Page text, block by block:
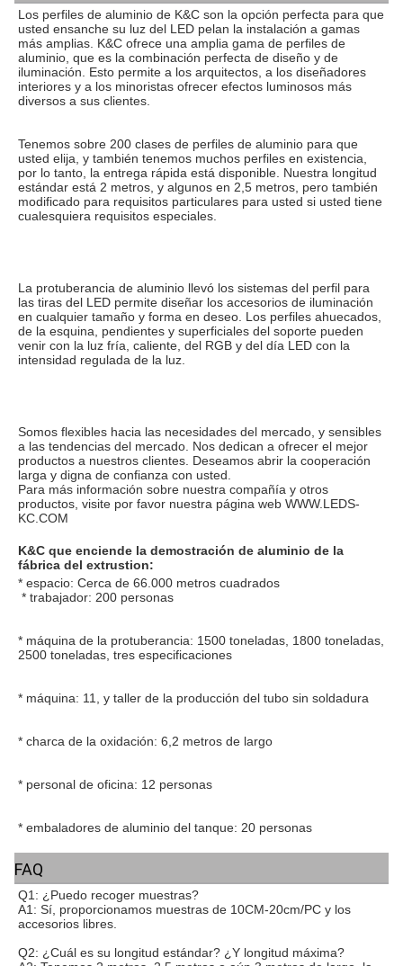
Los perfiles de aluminio de K&C son la opción perfecta para que
usted ensanche su luz del LED pelan la instalación a gamas
más amplias. K&C ofrece una amplia gama de perfiles de
aluminio, que es la combinación perfecta de diseño y de
iluminación. Esto permite a los arquitectos, a los diseñadores
interiores y a los minoristas ofrecer efectos luminosos más
diversos a sus clientes.
Tenemos sobre 200 clases de perfiles de aluminio para que
usted elija, y también tenemos muchos perfiles en existencia,
por lo tanto, la entrega rápida está disponible. Nuestra longitud
estándar está 2 metros, y algunos en 2,5 metros, pero también
modificado para requisitos particulares para usted si usted tiene
cualesquiera requisitos especiales.
La protuberancia de aluminio llevó los sistemas del perfil para
las tiras del LED permite diseñar los accesorios de iluminación
en cualquier tamaño y forma en deseo. Los perfiles ahuecados,
de la esquina, pendientes y superficiales del soporte pueden
venir con la luz fría, caliente, del RGB y del día LED con la
intensidad regulada de la luz.
Somos flexibles hacia las necesidades del mercado, y sensibles
a las tendencias del mercado. Nos dedican a ofrecer el mejor
productos a nuestros clientes. Deseamos abrir la cooperación
larga y digna de confianza con usted.
Para más información sobre nuestra compañía y otros
productos, visite por favor nuestra página web WWW.LEDS-
KC.COM
K&C que enciende la demostración de aluminio de la
fábrica del extrustion:
* espacio: Cerca de 66.000 metros cuadrados
* trabajador: 200 personas
* máquina de la protuberancia: 1500 toneladas, 1800 toneladas,
2500 toneladas, tres especificaciones
* máquina: 11, y taller de la producción del tubo sin soldadura
* charca de la oxidación: 6,2 metros de largo
* personal de oficina: 12 personas
* embaladores de aluminio del tanque: 20 personas
FAQ
Q1: ¿Puedo recoger muestras?
A1: Sí, proporcionamos muestras de 10CM-20cm/PC y los
accesorios libres.
Q2: ¿Cuál es su longitud estándar? ¿Y longitud máxima?